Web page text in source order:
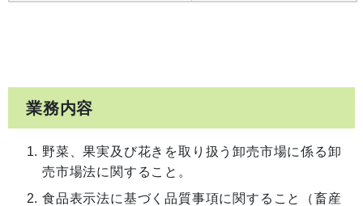
業務内容
野菜、果実及び花きを取り扱う卸売市場に係る卸
売市場法に関すること。
食品表示法に基づく品質事項に関すること（畜産